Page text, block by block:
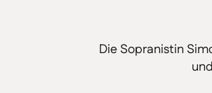
Die Sopranistin